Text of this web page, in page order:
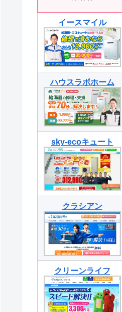
イースマイル
ハウスラボホーム
sky-ecoキュート
クラシアン
クリーンライフ